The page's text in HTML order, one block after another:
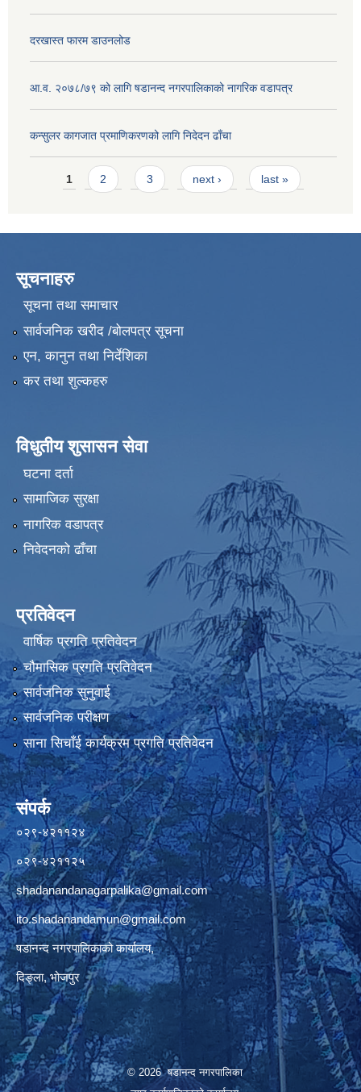
दरखास्त फारम डाउनलोड
आ.व. २०७८/७९ को लागि षडानन्द नगरपालिकाको नागरिक वडापत्र
कन्सुलर कागजात प्रमाणिकरणको लागि निदेदन ढाँचा
Pages
1 2 3 next › last »
सूचनाहरु
सूचना तथा समाचार
सार्वजनिक खरीद /बोलपत्र सूचना
एन, कानुन तथा निर्देशिका
कर तथा शुल्कहरु
विधुतीय शुसासन सेवा
घटना दर्ता
सामाजिक सुरक्षा
नागरिक वडापत्र
निवेदनको ढाँचा
प्रतिवेदन
वार्षिक प्रगति प्रतिवेदन
चौमासिक प्रगति प्रतिवेदन
सार्वजनिक सुनुवाई
सार्वजनिक परीक्षण
साना सिचाँई कार्यक्रम प्रगति प्रतिवेदन
संपर्क
०२९-४२११२४
०२९-४२११२५
shadanandanagarpalika@gmail.com
ito.shadanandamun@gmail.com
षडानन्द नगरपालिकाको कार्यालय,
दिङ्ला, भोजपुर
© 2026 षडानन्द नगरपालिका